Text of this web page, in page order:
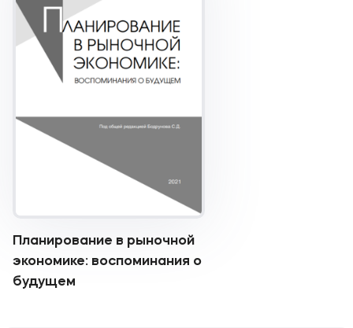
Планирование в рыночной
экономике: воспоминания о
будущем